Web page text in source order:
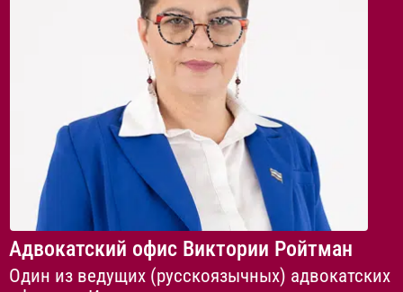
Адвокатский офис Виктории Ройтман
Один из ведущих (русскоязычных) адвокатских